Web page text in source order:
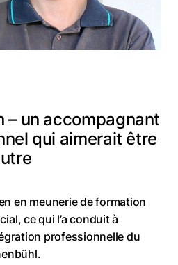
– un accompagnant
qui aimerait être
en meunerie de formation
ce qui l’a conduit à
professionnelle du